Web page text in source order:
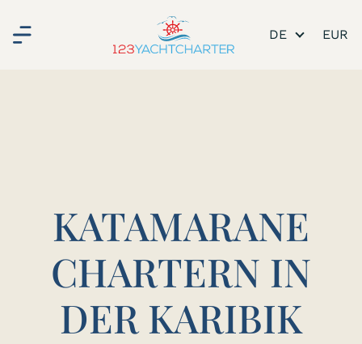
DE
KATAMARANE
CHARTERN IN
DER KARIBIK